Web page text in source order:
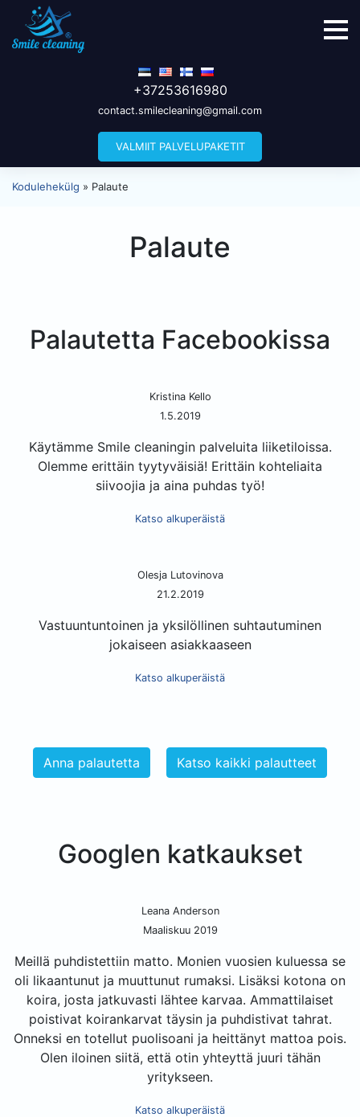
+37253616980
contact.smilecleaning@gmail.com
VALMIIT PALVELUPAKETIT
Kodulehekülg » Palaute
Palaute
Palautetta Facebookissa
Kristina Kello
1.5.2019
Käytämme Smile cleaningin palveluita liiketiloissa.
Olemme erittäin tyytyväisiä! Erittäin kohteliaita
siivoojia ja aina puhdas työ!
Katso alkuperäistä
Olesja Lutovinova
21.2.2019
Vastuuntuntoinen ja yksilöllinen suhtautuminen
jokaiseen asiakkaaseen
Katso alkuperäistä
Anna palautetta Katso kaikki palautteet
Googlen katkaukset
Leana Anderson
Maaliskuu 2019
Meillä puhdistettiin matto. Monien vuosien kuluessa se
oli likaantunut ja muuttunut rumaksi. Lisäksi kotona on
koira, josta jatkuvasti lähtee karvaa. Ammattilaiset
poistivat koirankarvat täysin ja puhdistivat tahrat.
Onneksi en totellut puolisoani ja heittänyt mattoa pois.
Olen iloinen siitä, että otin yhteyttä juuri tähän
yritykseen.
Katso alkuperäistä